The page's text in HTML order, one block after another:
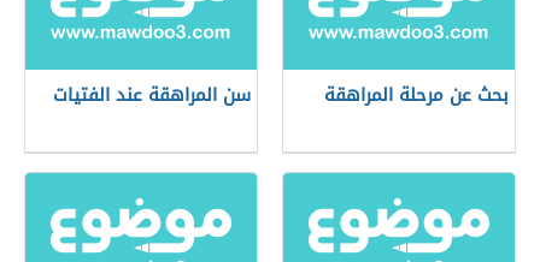
بحث عن مرحلة المراهقة سن المراهقة عند الفتيات